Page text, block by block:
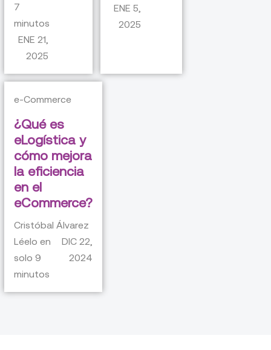
7
minutos
ENE 21,
2025
ENE 5,
2025
e-Commerce
¿Qué es
eLogística y
cómo mejora
la eficiencia
en el
eCommerce?
Cristóbal Álvarez
Léelo en
solo 9
minutos
DIC 22,
2024